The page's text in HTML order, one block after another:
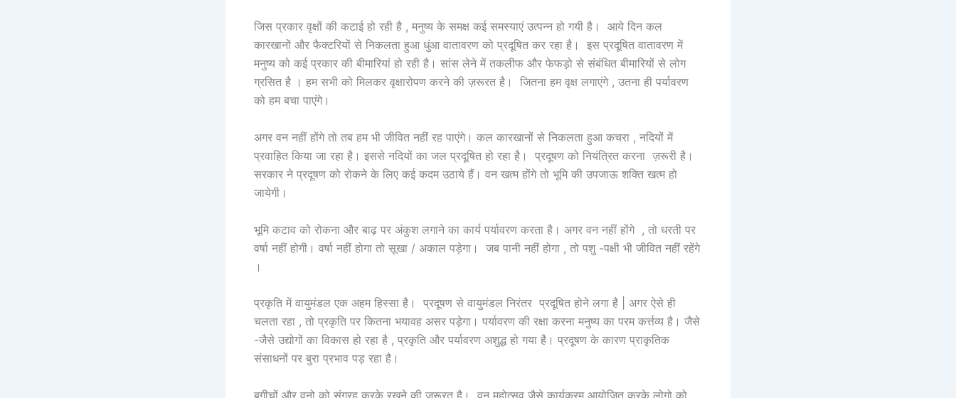
जिस प्रकार वृक्षों की कटाई हो रही है , मनुष्य के समक्ष कई समस्याएं उत्पन्न हो गयी है। आये दिन कल
कारखानों और फैक्टरियों से निकलता हुआ धुंआ वातावरण को प्रदूषित कर रहा है। इस प्रदूषित वातावरण में
मनुष्य को कई प्रकार की बीमारियां हो रही है। सांस लेने में तकलीफ और फेफड़ो से संबंधित बीमारियों से लोग
ग्रसित है । हम सभी को मिलकर वृक्षारोपण करने की ज़रूरत है। जितना हम वृक्ष लगाएंगे , उतना ही पर्यावरण
को हम बचा पाएंगे।
अगर वन नहीं होंगे तो तब हम भी जीवित नहीं रह पाएंगे। कल कारखानों से निकलता हुआ कचरा , नदियों में
प्रवाहित किया जा रहा है। इससे नदियों का जल प्रदूषित हो रहा है। प्रदूषण को नियंत्रित करना ज़रूरी है।
सरकार ने प्रदूषण को रोकने के लिए कई कदम उठाये हैं। वन खत्म होंगे तो भूमि की उपजाऊ शक्ति खत्म हो
जायेगी।
भूमि कटाव को रोकना और बाढ़ पर अंकुश लगाने का कार्य पर्यावरण करता है। अगर वन नहीं होंगे , तो धरती पर
वर्षा नहीं होगी। वर्षा नहीं होगा तो सूखा / अकाल पड़ेगा। जब पानी नहीं होगा , तो पशु -पक्षी भी जीवित नहीं रहेंगे
।
प्रकृति में वायुमंडल एक अहम हिस्सा है। प्रदूषण से वायुमंडल निरंतर प्रदूषित होने लगा है | अगर ऐसे ही
चलता रहा , तो प्रकृति पर कितना भयावह असर पड़ेगा। पर्यावरण की रक्षा करना मनुष्य का परम कर्त्तव्य है। जैसे
-जैसे उद्योगों का विकास हो रहा है , प्रकृति और पर्यावरण अशुद्ध हो गया है। प्रदूषण के कारण प्राकृतिक
संसाधनों पर बुरा प्रभाव पड़ रहा है।
बगीचों और वनो को संग्रह करके रखने की ज़रूरत है। वन महोत्सव जैसे कार्यक्रम आयोजित करके लोगो को